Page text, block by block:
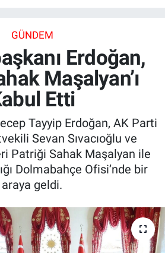
GÜNDEM
Erdoğan,
Maşalyan’ı
Etti
Tayyip Erdoğan, AK Parti
Sevan Sıvacıoğlu ve
Patriği Sahak Maşalyan ile
Dolmabahçe Ofisi’nde bir
araya geldi.